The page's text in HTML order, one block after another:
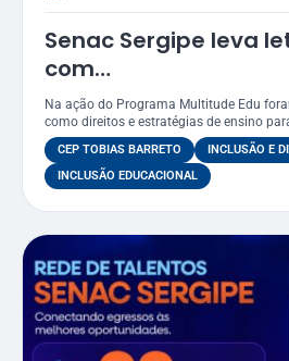
Senac Sergipe leva
com
foco LGBTQIAPN+
do CEP Tobias
Na ação do Programa Multitude Edu
como direitos e estratégias de ensino
CEP TOBIAS BARRETO
INCLUSÃO E
INCLUSÃO EDUCACIONAL